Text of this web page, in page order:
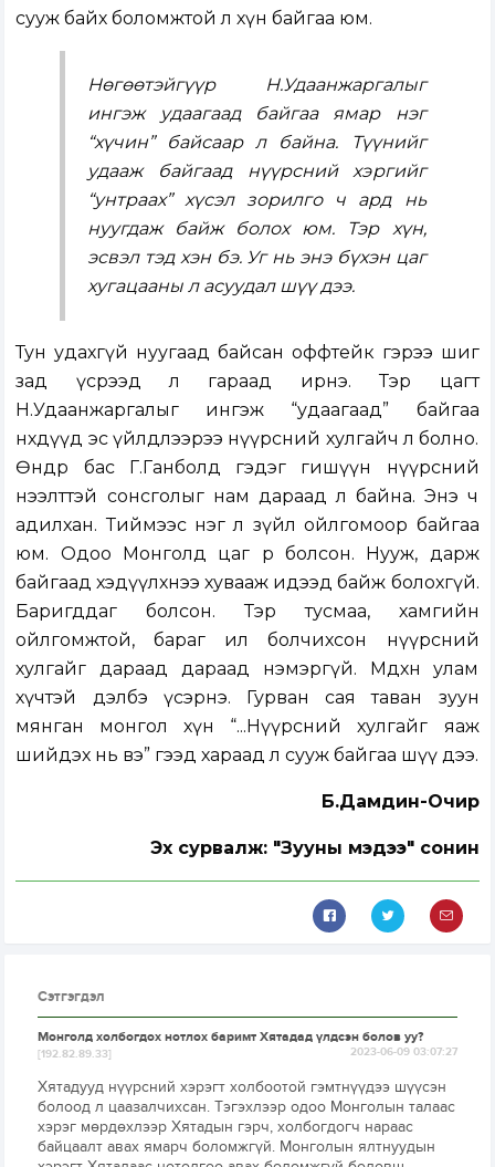
сууж байх боломжтой л хүн байгаа юм.
Нөгөөтэйгүүр Н.Удаанжаргалыг
ингэж удаагаад байгаа ямар нэг
“хүчин” байсаар л байна. Түүнийг
удааж байгаад нүүрсний хэргийг
“унтраах” хүсэл зорилго ч ард нь
нуугдаж байж болох юм. Тэр хүн,
эсвэл тэд хэн бэ. Уг нь энэ бүхэн цаг
хугацааны л асуудал шүү дээ.
Тун удахгүй нуугаад байсан оффтейк гэрээ шиг
зад үсрээд л гараад ирнэ. Тэр цагт
Н.Удаанжаргалыг ингэж “удаагаад” байгаа
нөхдүүд эс үйлдлээрээ нүүрсний хулгайч л болно.
Өнөөдөр бас Г.Ганболд гэдэг гишүүн нүүрсний
нээлттэй сонсголыг нам дараад л байна. Энэ ч
адилхан. Тиймээс нэг л зүйл ойлгомоор байгаа
юм. Одоо Монголд цаг өөр болсон. Нууж, дарж
байгаад хэдүүлхнээ хувааж идээд байж болохгүй.
Баригддаг болсон. Тэр тусмаа, хамгийн
ойлгомжтой, бараг ил болчихсон нүүрсний
хулгайг дараад дараад нэмэргүй. Мөдхөн улам
хүчтэй дэлбэ үсэрнэ. Гурван сая таван зуун
мянган монгол хүн “...Нүүрсний хулгайг яаж
шийдэх нь вэ” гээд хараад л сууж байгаа шүү дээ.
Б.Дамдин-Очир
Эх сурвалж: "Зууны мэдээ" сонин
Сэтгэгдэл
Монголд холбогдох нотлох баримт Хятадад үлдсэн болов уу?
[192.82.89.33] 2023-06-09 03:07:27
Хятадууд нүүрсний хэрэгт холбоотой гэмтнүүдээ шүүсэн
болоод л цаазалчихсан. Тэгэхлээр одоо Монголын талаас
хэрэг мөрдөхлээр Хятадын гэрч, холбогдогч нараас
байцаалт авах ямарч боломжгүй. Монголын ялтнуудын